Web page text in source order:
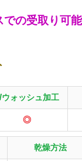
での受取り可
ウォッシュ加工
◎
乾燥方法